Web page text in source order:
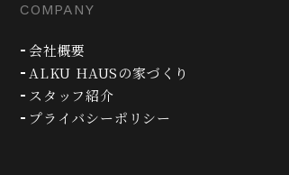
COMPANY
会社概要
ALKU HAUSの家づくり
スタッフ紹介
プライバシーポリシー